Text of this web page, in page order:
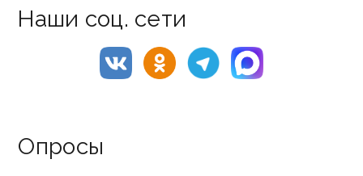
Наши соц. сети
Опросы